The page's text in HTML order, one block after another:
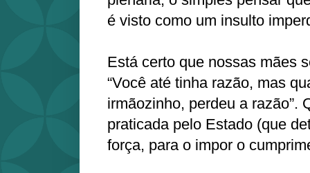
é visto como um insulto
Está certo que nossas mães
“Você até tinha razão, mas
irmãozinho, perdeu a razão”.
praticada pelo Estado (que
força, para o impor o